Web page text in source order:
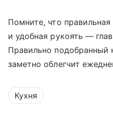
Помните, что
и удобная рукоять —
Правильно
заметно облегчит
Кухня